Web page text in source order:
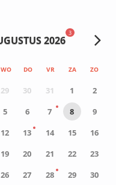
2026
3
WO DO VR ZA ZO
29 30 31 1
2
5 6 7 8
9
12 13 14 15
16
19 20 21 22
23
26 27 28 29
30